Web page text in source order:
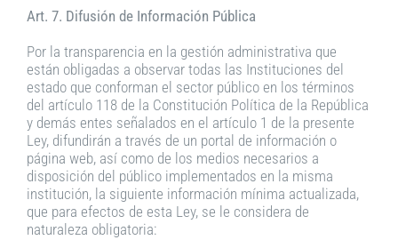
Art. 7. Difusión de Información Pública
Por la transparencia en la gestión administrativa que
están obligadas a observar todas las Instituciones del
estado que conforman el sector público en los términos
del artículo 118 de la Constitución Política de la República
y demás entes señalados en el artículo 1 de la presente
Ley, difundirán a través de un portal de información o
página web, así como de los medios necesarios a
disposición del público implementados en la misma
institución, la siguiente información mínima actualizada,
que para efectos de esta Ley, se le considera de
naturaleza obligatoria: